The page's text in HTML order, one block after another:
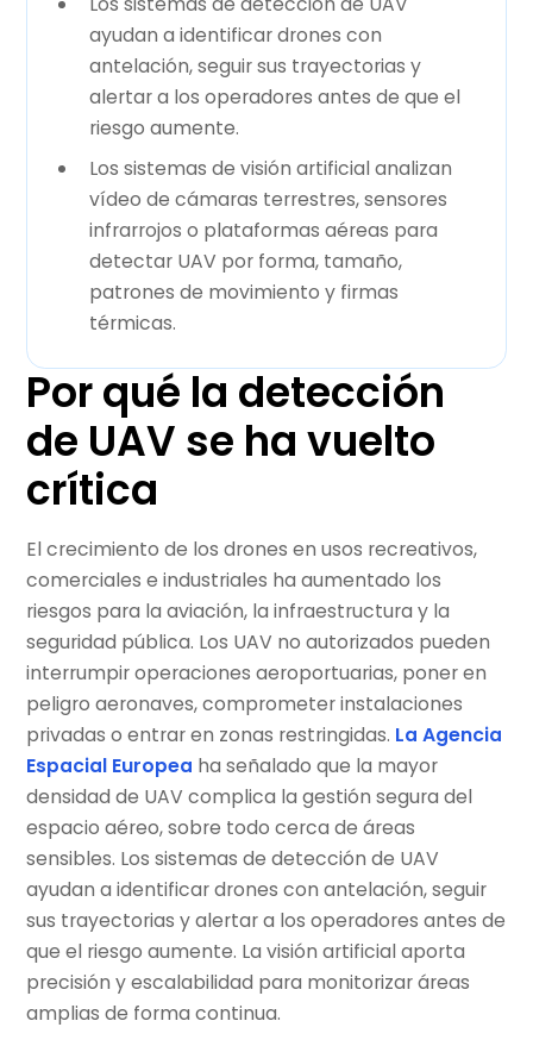
ayudan a identificar drones con
antelación, seguir sus trayectorias y
alertar a los operadores antes de que el
riesgo aumente.
Los sistemas de visión artificial analizan
vídeo de cámaras terrestres, sensores
infrarrojos o plataformas aéreas para
detectar UAV por forma, tamaño,
patrones de movimiento y firmas
térmicas.
Por qué la detección
de UAV se ha vuelto
crítica
El crecimiento de los drones en usos recreativos,
comerciales e industriales ha aumentado los
riesgos para la aviación, la infraestructura y la
seguridad pública. Los UAV no autorizados pueden
interrumpir operaciones aeroportuarias, poner en
peligro aeronaves, comprometer instalaciones
privadas o entrar en zonas restringidas. La Agencia
Espacial Europea ha señalado que la mayor
densidad de UAV complica la gestión segura del
espacio aéreo, sobre todo cerca de áreas
sensibles. Los sistemas de detección de UAV
ayudan a identificar drones con antelación, seguir
sus trayectorias y alertar a los operadores antes de
que el riesgo aumente. La visión artificial aporta
precisión y escalabilidad para monitorizar áreas
amplias de forma continua.